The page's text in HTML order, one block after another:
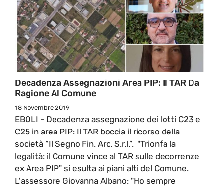
Decadenza Assegnazioni Area PIP: Il TAR Da
Ragione Al Comune
18 Novembre 2019
EBOLI - Decadenza assegnazione dei lotti C23 e
C25 in area PIP: Il TAR boccia il ricorso della
società “Il Segno Fin. Arc. S.r.l.”. "Trionfa la
legalità: il Comune vince al TAR sulle decorrenze
ex Area PIP" si esulta ai piani alti del Comune.
L'assessore Giovanna Albano: "Ho sempre